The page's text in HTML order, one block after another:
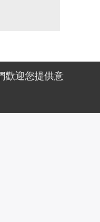
歡迎您提供意